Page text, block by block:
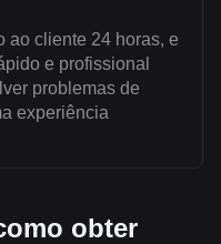
ao cliente 24 horas, e
e profissional
problemas de
experiência
obter